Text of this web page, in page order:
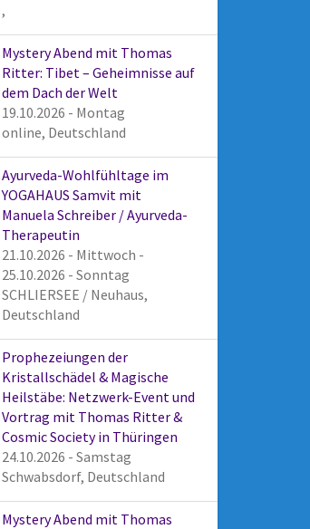
,
Mystery Abend mit Thomas
Ritter: Tibet – Geheimnisse auf
dem Dach der Welt
19.10.2026 - Montag
online, Deutschland
Ayurveda-Wohlfühltage im
YOGAHAUS Samvit mit
Manuela Schreiber / Ayurveda-
Therapeutin
21.10.2026 - Mittwoch -
25.10.2026 - Sonntag
SCHLIERSEE / Neuhaus,
Deutschland
Prophezeiungen der
Kristallschädel & Magische
Heilstäbe: Netzwerk-Event und
Vortrag mit Thomas Ritter &
Cosmic Society in Thüringen
24.10.2026 - Samstag
Schwabsdorf, Deutschland
Mystery Abend mit Thomas